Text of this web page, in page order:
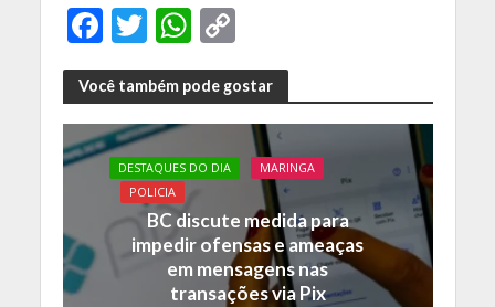
F
ac
e
b
o
o
T
w
itt
er
W
h
at
s
A
p
p
C
o
p
y
Li
n
k
Você também pode gostar
DESTAQUES DO DIA
MARINGA
POLICIA
BC discute medida para
impedir ofensas e ameaças
em mensagens nas
transações via Pix